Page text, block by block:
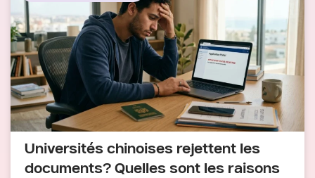
Universités chinoises rejettent les
documents? Quelles sont les raisons